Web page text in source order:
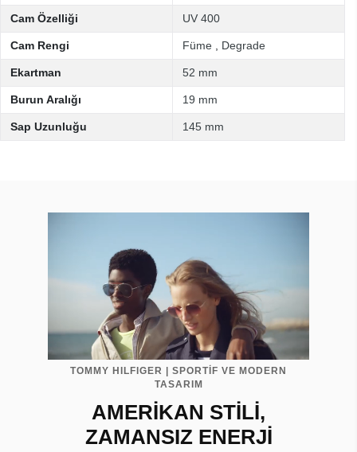
Cam Özelliği UV 400
Cam Rengi Füme Degrade
Ekartman 52 mm
Burun Aralığı 19 mm
Sap Uzunluğu 145 mm
TOMMY HILFIGER | SPORTİF VE MODERN
TASARIM
AMERİKAN STİLİ,
ZAMANSIZ ENERJİ